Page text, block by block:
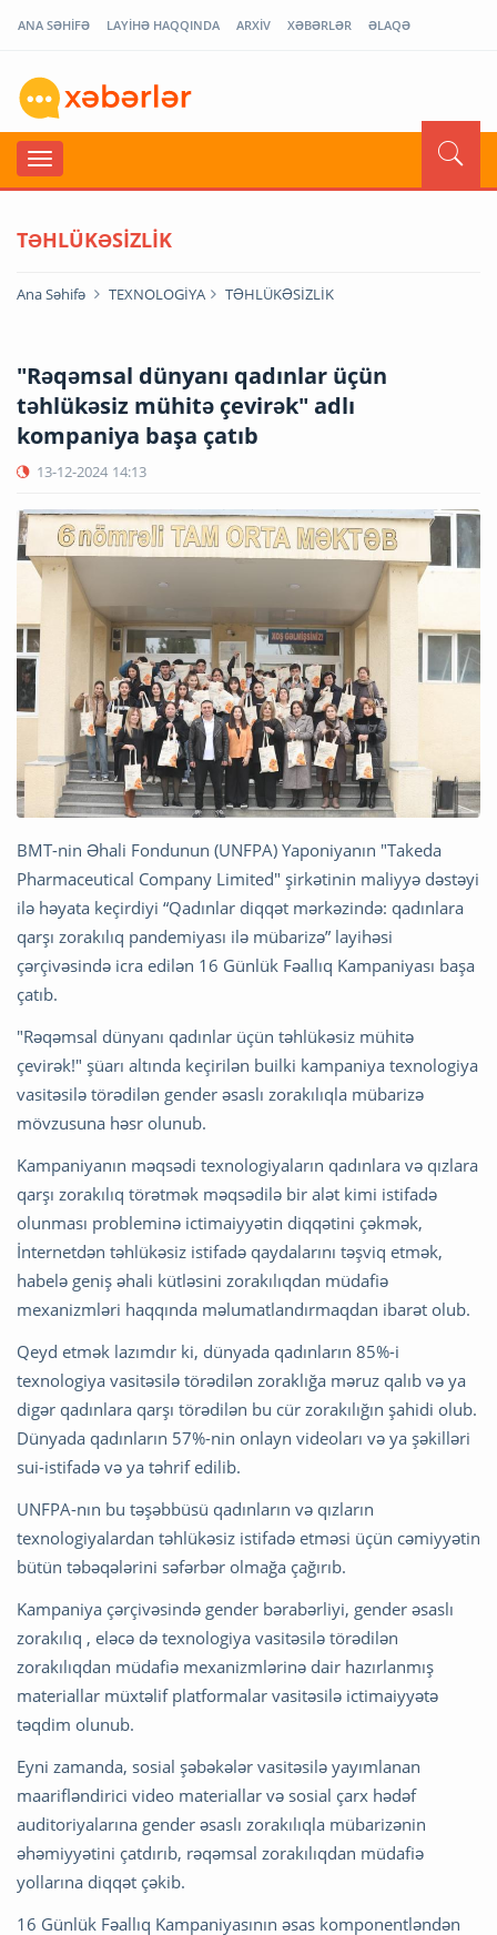
ANA SƏHİFƏ LAYİHƏ HAQQINDA ARXİV XƏBƏRLƏR ƏLAQƏ
TƏHLÜKƏSİZLİK
Ana Səhifə TEXNOLOGİYA TƏHLÜKƏSİZLİK
"Rəqəmsal dünyanı qadınlar üçün
təhlükəsiz mühitə çevirək" adlı
kompaniya başa çatıb
13-12-2024 14:13
BMT-nin Əhali Fondunun (UNFPA) Yaponiyanın "Takeda
Pharmaceutical Company Limited" şirkətinin maliyyə dəstəyi
ilə həyata keçirdiyi “Qadınlar diqqət mərkəzində: qadınlara
qarşı zorakılıq pandemiyası ilə mübarizə” layihəsi
çərçivəsində icra edilən 16 Günlük Fəallıq Kampaniyası başa
çatıb.
"Rəqəmsal dünyanı qadınlar üçün təhlükəsiz mühitə
çevirək!" şüarı altında keçirilən builki kampaniya texnologiya
vasitəsilə törədilən gender əsaslı zorakılıqla mübarizə
mövzusuna həsr olunub.
Kampaniyanın məqsədi texnologiyaların qadınlara və qızlara
qarşı zorakılıq törətmək məqsədilə bir alət kimi istifadə
olunması probleminə ictimaiyyətin diqqətini çəkmək,
İnternetdən təhlükəsiz istifadə qaydalarını təşviq etmək,
habelə geniş əhali kütləsini zorakılıqdan müdafiə
mexanizmləri haqqında məlumatlandırmaqdan ibarət olub.
Qeyd etmək lazımdır ki, dünyada qadınların 85%-i
texnologiya vasitəsilə törədilən zoraklığa məruz qalıb və ya
digər qadınlara qarşı törədilən bu cür zorakılığın şahidi olub.
Dünyada qadınların 57%-nin onlayn videoları və ya şəkilləri
sui-istifadə və ya təhrif edilib.
UNFPA-nın bu təşəbbüsü qadınların və qızların
texnologiyalardan təhlükəsiz istifadə etməsi üçün cəmiyyətin
bütün təbəqələrini səfərbər olmağa çağırıb.
Kampaniya çərçivəsində gender bərabərliyi, gender əsaslı
zorakılıq , eləcə də texnologiya vasitəsilə törədilən
zorakılıqdan müdafiə mexanizmlərinə dair hazırlanmış
materiallar müxtəlif platformalar vasitəsilə ictimaiyyətə
təqdim olunub.
Eyni zamanda, sosial şəbəkələr vasitəsilə yayımlanan
maarifləndirici video materiallar və sosial çarx hədəf
auditoriyalarına gender əsaslı zorakılıqla mübarizənin
əhəmiyyətini çatdırıb, rəqəmsal zorakılıqdan müdafiə
yollarına diqqət çəkib.
16 Günlük Fəallıq Kampaniyasının əsas komponentləndən